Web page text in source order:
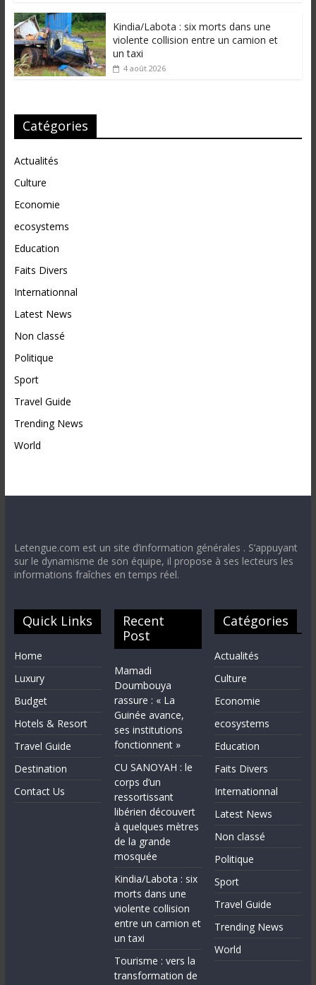
Kindia/Labota : six morts dans une
violente collision entre un camion et
un taxi
4 août 2026
Catégories
Actualités
Culture
Economie
ecosystems
Education
Faits Divers
Internationnal
Latest News
Non classé
Politique
Sport
Travel Guide
Trending News
World
Letengue.com est un site d’information générales . S’appuyant
sur le dynamisme de son équipe, il propose à ses lecteurs les
informations fraîches en temps réel.
Quick Links
Home
Luxury
Budget
Hotels & Resort
Travel Guide
Destination
Contact Us
Recent
Post
Mamadi
Doumbouya
rassure : « La
Guinée avance,
ses institutions
fonctionnent »
CU SANOYAH : le
corps d’un
ressortissant
libérien découvert
à quelques mètres
de la grande
mosquée
Kindia/Labota : six
morts dans une
violente collision
entre un camion et
un taxi
Tourisme : vers la
transformation de
Catégories
Actualités
Culture
Economie
ecosystems
Education
Faits Divers
Internationnal
Latest News
Non classé
Politique
Sport
Travel Guide
Trending News
World